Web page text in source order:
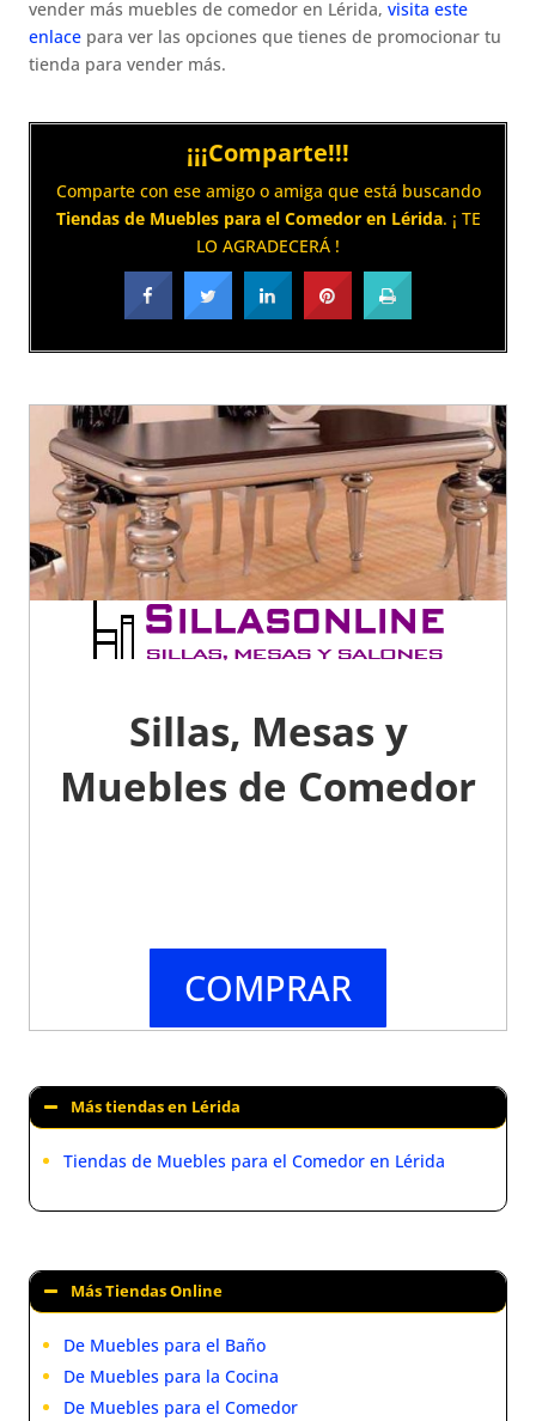
vender más muebles de comedor en Lérida,visita este
enlace para ver las opciones que tienes de promocionar tu
tienda para vender más.
¡¡¡Comparte!!!
Comparte con ese amigo o amiga que está buscando
Tiendas de Muebles para el Comedor en Lérida. ¡ TE
LO AGRADECERÁ !
Sillas, Mesas y
Muebles de Comedor
COMPRAR
Más tiendas en Lérida
Tiendas de Muebles para el Comedor en Lérida
Más Tiendas Online
De Muebles para el Baño
De Muebles para la Cocina
De Muebles para el Comedor